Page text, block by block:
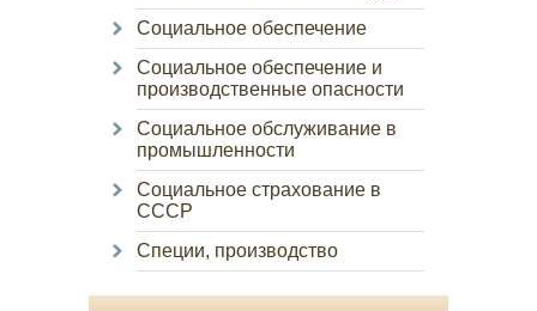
Социальное обеспечение
Социальное обеспечение и
производственные опасности
Социальное обслуживание в
промышленности
Социальное страхование в
СССР
Специи, производство